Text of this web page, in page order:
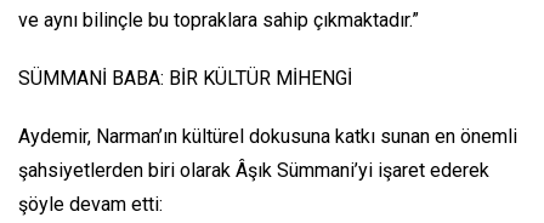
ve aynı bilinçle bu topraklara sahip çıkmaktadır.”
SÜMMANİ BABA: BİR KÜLTÜR MİHENGİ
Aydemir, Narman’ın kültürel dokusuna katkı sunan en önemli
şahsiyetlerden biri olarak Âşık Sümmani’yi işaret ederek
şöyle devam etti: